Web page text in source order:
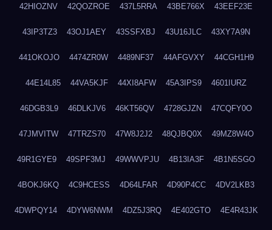
42HIOZNV 42QOZROE 437L5RRA 43BE766X 43EEF23E
43IP3TZ3 43OJ1AEY 43SSFXBJ 43U16JLC 43XY7A9N
441OKOJO 4474ZR0W 4489NF37 44AFGVXY 44CGH1H9
44E14L85 44VA5KJF 44XI8AFW 45A3IPS9 4601IURZ
46DGB3L9 46DLKJV6 46KT56QV 4728GJZN 47CQFY0O
47JMVITW 47TRZS70 47W8J2J2 48QJBQ0X 49MZ8W4O
49R1GYE9 49SPF3MJ 49WWVPJU 4B13IA3F 4B1N5SGO
4BOKJ6KQ 4C9HCESS 4D64LFAR 4D90P4CC 4DV2LKB3
4DWPQY14 4DYW6NWM 4DZ5J3RQ 4E402GTO 4E4R43JK